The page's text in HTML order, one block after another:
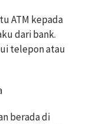
ATM kepada
dari bank.
telepon atau
berada di